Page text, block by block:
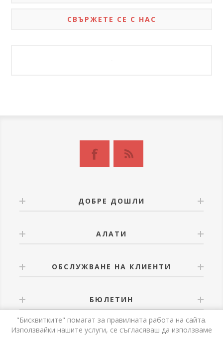
СВЪРЖЕТЕ СЕ С НАС
-
ДОБРЕ ДОШЛИ
АЛАТИ
ОБСЛУЖВАНЕ НА КЛИЕНТИ
БЮЛЕТИН
"Бисквитките" помагат за правилната работа на сайта.
Използвайки нашите услуги, се съгласяваш да използваме